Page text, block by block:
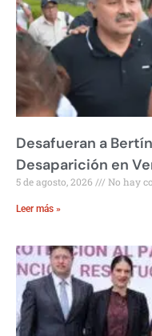
Desafueran a
Desaparición en
5 de agosto, 2026 No hay
Leer más »